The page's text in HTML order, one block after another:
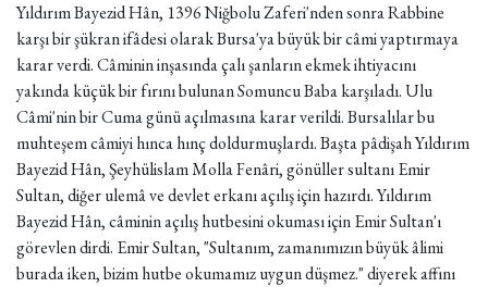
Yıldırım Bayezid Hân, 1396 Niğbolu Zaferi'nden sonra Rabbine
karşı bir şükran ifâdesi olarak Bursa'ya büyük bir câmi yaptırmaya
karar verdi. Câminin inşasında çalı şanların ekmek ihtiyacını
yakında küçük bir fırını bulunan Somuncu Baba karşıladı. Ulu
Câmi'nin bir Cuma günü açılmasına karar verildi. Bursalılar bu
muhteşem câmiyi hınca hınç doldurmuşlardı. Başta pâdişah Yıldırım
Bayezid Hân, Şeyhülislam Molla Fenâri, gönüller sultanı Emir
Sultan, diğer ulemâ ve devlet erkanı açılış için hazırdı. Yıldırım
Bayezid Hân, câminin açılış hutbesini okuması için Emir Sultan'ı
görevlen dirdi. Emir Sultan, "Sultanım, zamanımızın büyük âlimi
burada iken, bizim hutbe okumamız uygun düşmez." diyerek affını